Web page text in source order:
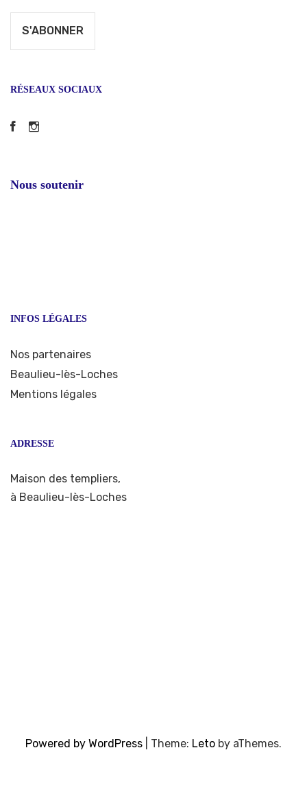
RÉSEAUX SOCIAUX
Facebook
Instagram
Nous soutenir
INFOS LÉGALES
Nos partenaires
Beaulieu-lès-Loches
Mentions légales
ADRESSE
Maison des templiers,
à Beaulieu-lès-Loches
Powered by WordPress Theme: Leto by aThemes.